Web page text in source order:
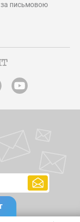
за письмовою